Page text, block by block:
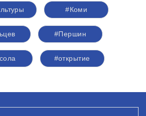
#Коми
#Першин
#открытие